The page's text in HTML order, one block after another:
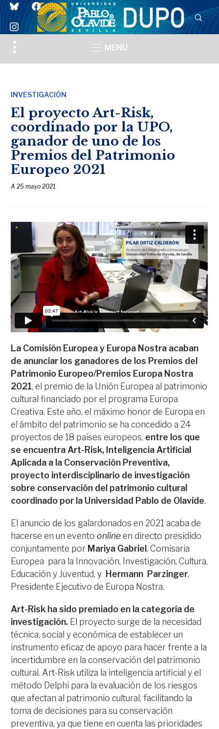
blueskyfacebook
instagram
Toggle
sidebar
MENU
INVESTIGACIÓN
El proyecto Art-Risk,
coordinado por la UPO,
ganador de uno de los
Premios del Patrimonio
Europeo 2021
A25 mayo 2021
La Comisión Europea y Europa Nostra acaban
de anunciar los ganadores de los Premios del
Patrimonio Europeo/Premios Europa Nostra
2021, el premio de la Unión Europea al patrimonio
cultural financiado por el programa Europa
Creativa. Este año, el máximo honor de Europa en
el ámbito del patrimonio se ha concedido a 24
proyectos de 18 países europeos, entre los que
se encuentra Art-Risk, Inteligencia Artificial
Aplicada a la Conservación Preventiva,
proyecto interdisciplinario de investigación
sobre conservación del patrimonio cultural
coordinado por la Universidad Pablo de Olavide.
El anuncio de los galardonados en 2021 acaba de
hacerse en un eventoonlineen directo presidido
conjuntamente por Mariya Gabriel, Comisaria
Europea para la Innovación, Investigación, Cultura,
Educación y Juventud, y Hermann Parzinger,
Presidente Ejecutivo de Europa Nostra.
Art-Risk ha sido premiado en la categoría de
investigación. El proyecto surge de la necesidad
técnica, social y económica de establecer un
instrumento eficaz de apoyo para hacer frente a la
incertidumbre en la conservación del patrimonio
cultural. Art-Risk utiliza la inteligencia artificial y el
método Delphi para la evaluación de los riesgos
que afectan al patrimonio cultural, facilitando la
toma de decisiones para su conservación
preventiva, ya que tiene en cuenta las prioridades